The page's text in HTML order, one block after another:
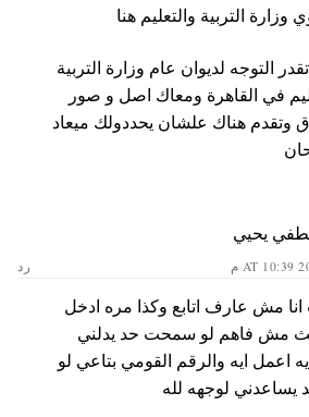
وزارة التربية والتعليم هنا
التوجه لديوان عام وزارة التربية
في القاهرة ومعاك اصل و صور
وتقدم هناك علشان يحددولك ميعاد
يحيي
رد
مش عارف اتابع وكذا مره ادخل
مش فاهم لو سمحت حد يدلني
اعمل ايه والرقم القومي بتاعي لو
لوجهه لله